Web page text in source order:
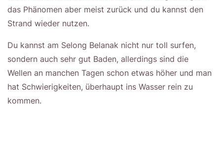
das Phänomen aber meist zurück und du kannst den
Strand wieder nutzen.
Du kannst am Selong Belanak nicht nur toll surfen,
sondern auch sehr gut Baden, allerdings sind die
Wellen an manchen Tagen schon etwas höher und man
hat Schwierigkeiten, überhaupt ins Wasser rein zu
kommen.